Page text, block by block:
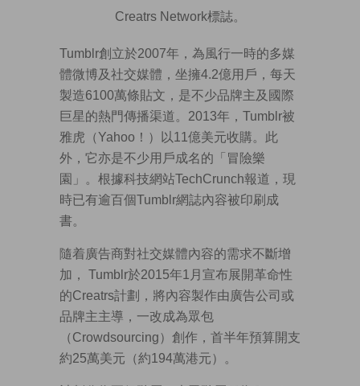
Creatrs Network標誌。
Tumblr創立於2007年，為風行一時的多媒
體微博及社交媒體，坐擁4.2億用戶，每天
製造6100萬條貼文，是不少品牌主及國際
巨星的熱門傳播渠道。2013年，Tumblr被
雅虎（Yahoo！）以11億美元收購。此
外，它亦是不少用戶成名的「冒險樂
園」。根據科技網站TechCrunch報道，現
時已有逾百個Tumblr網誌內容被印刷成
書。
隨着廣告商對社交媒體內容的需求不斷增
加， Tumblr於2015年1月宣布展開革命性
的Creatrs計劃，將內容製作由廣告公司或
品牌主主導，一改成為眾包
（Crowdsourcing）創作，首半年預算開支
約25萬美元（約194萬港元）。